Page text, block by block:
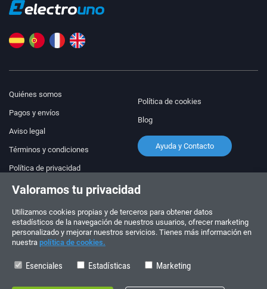
Quiénes somos
Pagos y envíos
Aviso legal
Términos y condiciones
Política de privacidad
Política de cookies
Blog
Ayuda y Contacto
PEDIDOS Y CONSULTAS
+34 910 600 459
+34 622 219 640
HORARIO DE VERANO
¡Síguenos!
Valoramos tu privacidad
Utilizamos cookies propias y de terceros para obtener datos
estadísticos de la navegación de nuestros usuarios, ofrecer marketing
personalizado y mejorar nuestros servicios. Tienes más información en
nuestra política de cookies.
Esenciales Estadísticas Marketing